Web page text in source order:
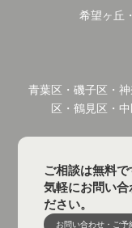
希望ヶ丘
青葉区・磯子区・
区・鶴見区・
ご相談は無料で
気軽にお問い合
ださい。
お問い合わせ・ご予